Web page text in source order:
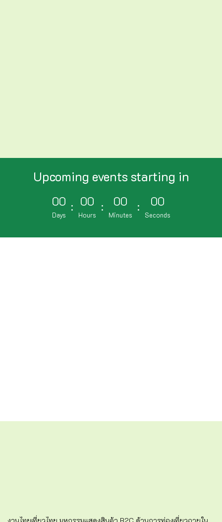
Upcoming events starting in
00
Days
: 00
Hours
: 00
Minutes
: 00
Seconds